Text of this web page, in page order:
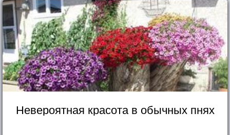
Невероятная красота в обычных пнях